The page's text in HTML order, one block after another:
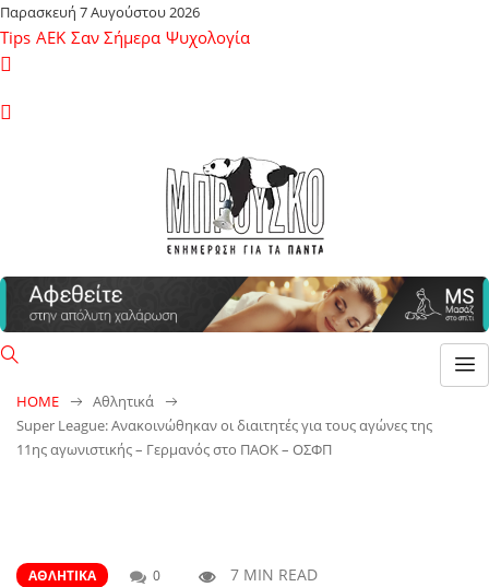
Παρασκευή 7 Αυγούστου 2026
Tips ΑΕΚ Σαν Σήμερα Ψυχολογία
HOME
Αθλητικά
Super League: Ανακοινώθηκαν οι διαιτητές για τους αγώνες της
11ης αγωνιστικής – Γερμανός στο ΠΑΟΚ – ΟΣΦΠ
ΑΘΛΗΤΙΚΆ 0 7 MIN READ